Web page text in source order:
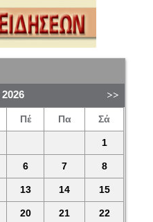
2026
Πέ Πα Σά
1
6 7 8
13 14 15
20 21 22